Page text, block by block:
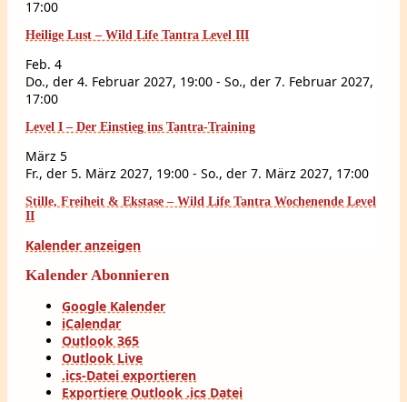
17:00
Heilige Lust – Wild Life Tantra Level III
Feb. 4
Do., der 4. Februar 2027, 19:00 - So., der 7. Februar 2027,
17:00
Level I – Der Einstieg ins Tantra-Training
März 5
Fr., der 5. März 2027, 19:00 - So., der 7. März 2027, 17:00
Stille, Freiheit & Ekstase – Wild Life Tantra Wochenende Level
II
Kalender anzeigen
Kalender Abonnieren
Google Kalender
iCalendar
Outlook 365
Outlook Live
.ics-Datei exportieren
Exportiere Outlook .ics Datei